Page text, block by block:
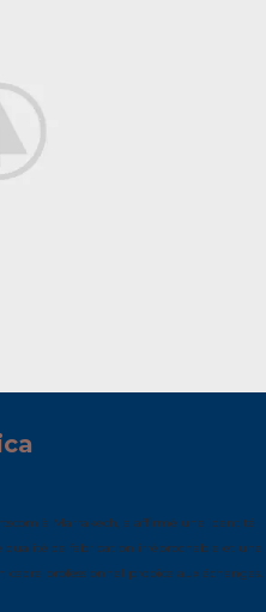
à Marrakech, a affirmé une identité
qualité de fabrication irréprochable et une
professionnel propice aux échanges.